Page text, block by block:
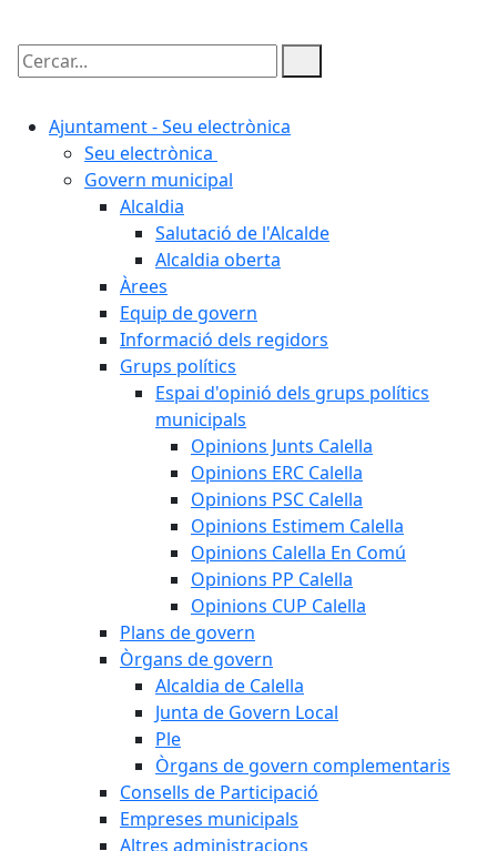
Cercar:
Ajuntament - Seu electrònica
Seu electrònica
Govern municipal
Alcaldia
Salutació de l'Alcalde
Alcaldia oberta
Àrees
Equip de govern
Informació dels regidors
Grups polítics
Espai d'opinió dels grups polítics
municipals
Opinions Junts Calella
Opinions ERC Calella
Opinions PSC Calella
Opinions Estimem Calella
Opinions Calella En Comú
Opinions PP Calella
Opinions CUP Calella
Plans de govern
Òrgans de govern
Alcaldia de Calella
Junta de Govern Local
Ple
Òrgans de govern complementaris
Consells de Participació
Empreses municipals
Altres administracions